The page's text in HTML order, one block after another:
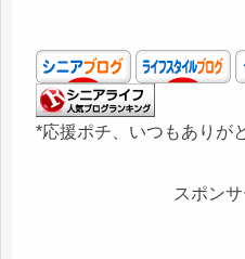
*応援ポチ、いつもありが
スポン